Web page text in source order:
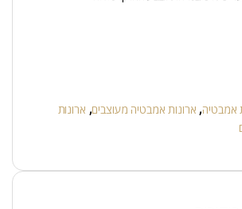
אמבטיה, ארונות אמבטיה מעוצבים, ארונות